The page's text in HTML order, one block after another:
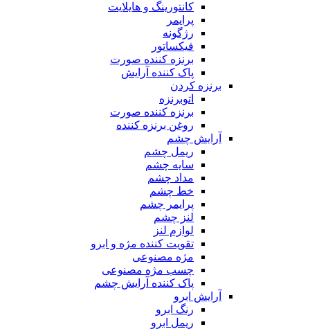
کانتورینگ و هایلایت
پرایمر
رژگونه
فیکساتور
برنزه کننده صورت
پاک کننده آرایش
برنزه کردن
اتوبرنزه
برنزه کننده صورت
روغن برنزه کننده
آرایش چشم
ریمل چشم
سایه چشم
مداد چشم
خط چشم
پرایمر چشم
لنز چشم
لوازم لنز
تقویت کننده مژه و ابرو
مژه مصنوعی
چسب مژه مصنوعی
پاک کننده آرایش چشم
آرایش ابرو
رنگ ابرو
ریمل ابرو